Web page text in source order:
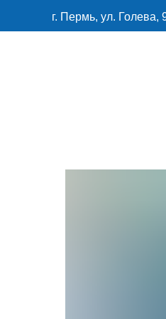
г. Пермь, ул. Голева, 9а